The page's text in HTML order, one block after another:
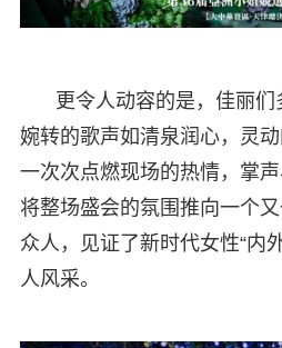
更令人动容的是，佳丽们
婉转的歌声如清泉润心，灵动
一次次点燃现场的热情，掌声
将整场盛会的氛围推向一个
众人，见证了新时代女性“内
人风采。